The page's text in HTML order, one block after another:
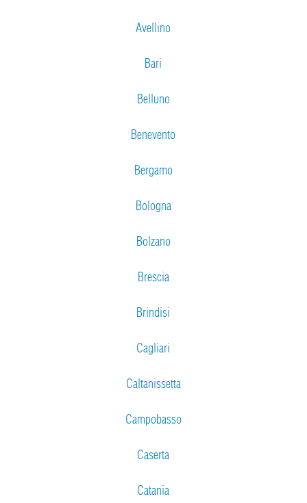
Avellino
Bari
Belluno
Benevento
Bergamo
Bologna
Bolzano
Brescia
Brindisi
Cagliari
Caltanissetta
Campobasso
Caserta
Catania